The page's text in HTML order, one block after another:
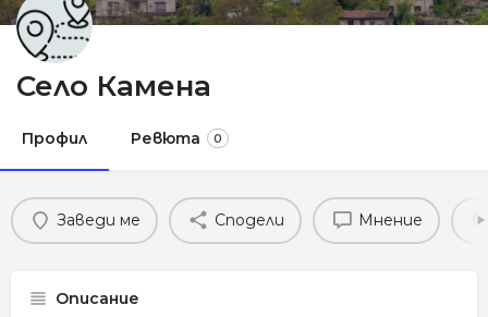
Село Камена
Профил Ревюта 0
Заведи ме Сподели Мнение
Описание